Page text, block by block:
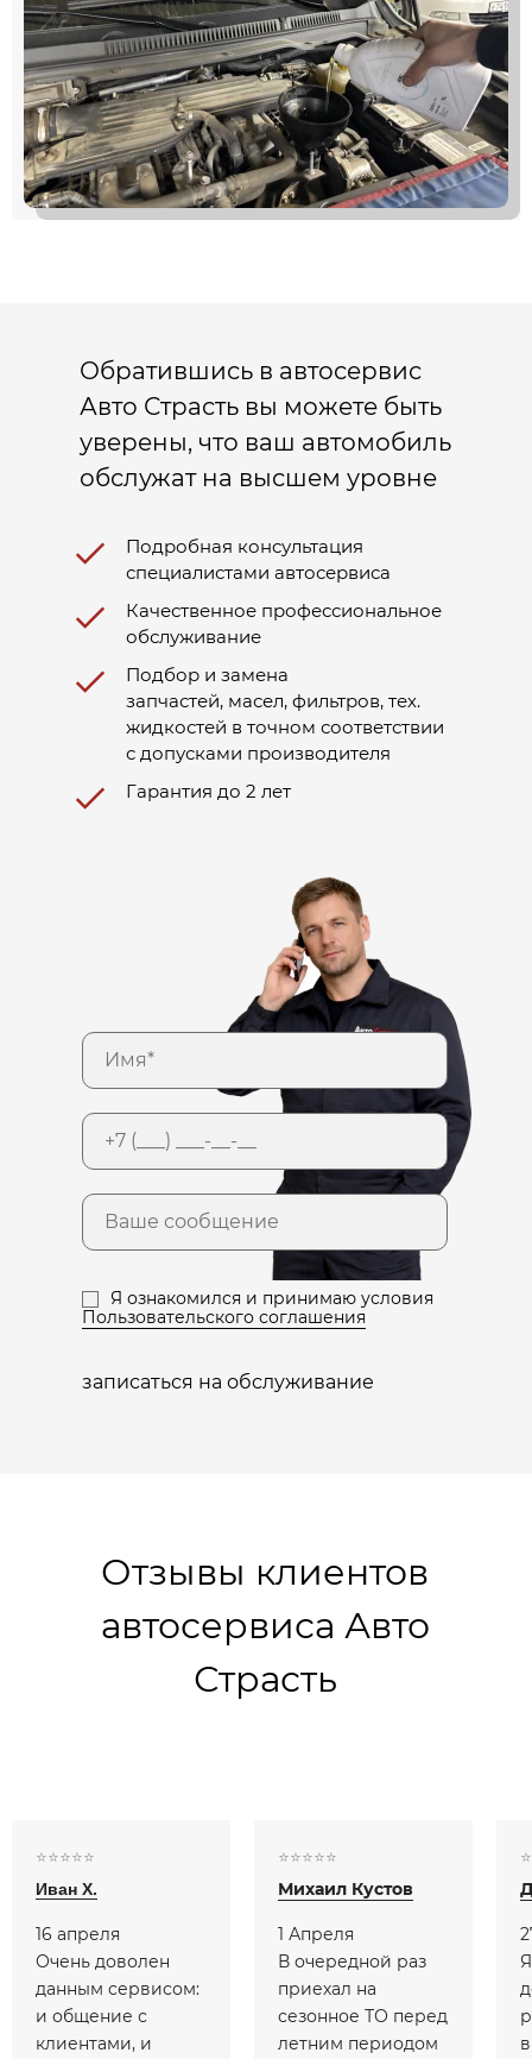
Я ознакомился и принимаю условия
Пользовательского соглашения
записаться на обслуживание
Подробная консультация
специалистами автосервиса
Качественное профессиональное
обслуживание
Подбор и замена
запчастей, масел, фильтров, тех.
жидкостей в точном соответствии
с допусками производителя
Гарантия до 2 лет
Обратившись в автосервис
Авто Страсть вы можете быть
уверены, что ваш автомобиль
обслужат на высшем уровне
Отзывы клиентов
автосервиса Авто
Страсть
⭐️⭐️⭐️⭐️⭐️
Иван Х.
16 апреля
Очень доволен
данным сервисом:
и общение с
клиентами, и
⭐️⭐️⭐️⭐️⭐️
Михаил Кустов
1 Апреля
В очередной раз
приехал на
сезонное ТО перед
летним периодом